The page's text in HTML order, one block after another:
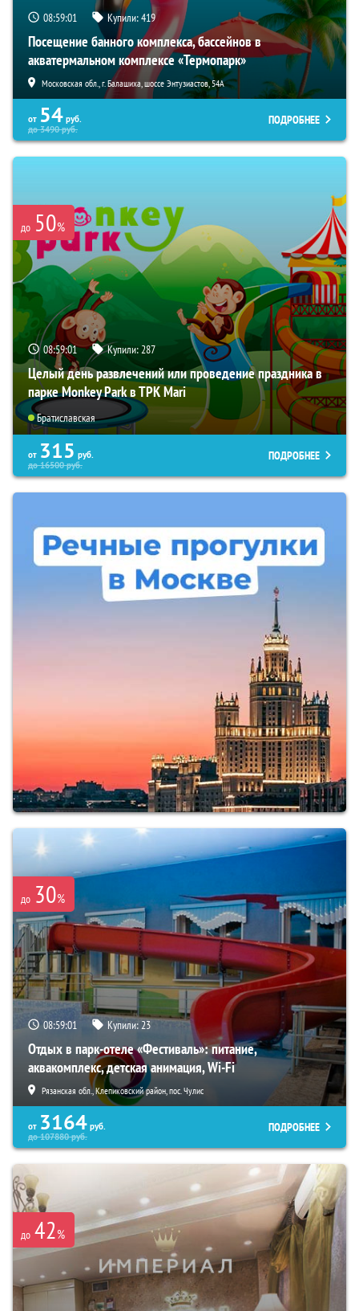
08:58:59 Купили:419
Посещение банного комплекса, бассейнов в
акватермальном комплексе «Термопарк»
Московская обл., г. Балашиха, шоссе Энтузиастов, 54А
от 54 руб.
до3490руб.
ПОДРОБНЕЕ
до 50%
08:58:59 Купили:287
Целый день развлечений или проведение праздника в
парке Monkey Park в ТРК Mari
Братиславская
от 315 руб.
до16500руб.
ПОДРОБНЕЕ
до 30%
08:58:59 Купили:23
Отдых в парк-отеле «Фестиваль»: питание,
аквакомплекс, детская анимация, Wi-Fi
Рязанская обл., Клепиковский район, пос. Чулис
от 3164 руб.
до107880руб.
ПОДРОБНЕЕ
до 42%